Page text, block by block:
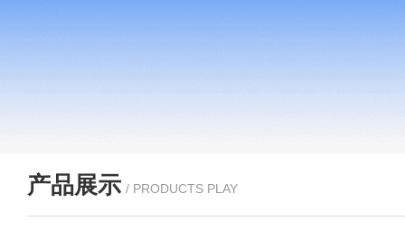
产品展示 / PRODUCTS PLAY